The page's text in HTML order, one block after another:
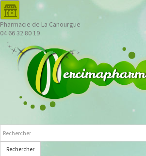
Pharmacie de La Canourgue
04 66 32 80 19
Rechercher